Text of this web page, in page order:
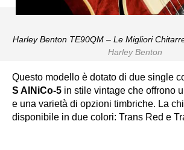
Harley Benton TE90QM – Le Migliori
Harley Benton
Questo modello è dotato di due single
S AlNiCo-5 in stile vintage che offrono
e una varietà di opzioni timbriche. La
disponibile in due colori: Trans Red e